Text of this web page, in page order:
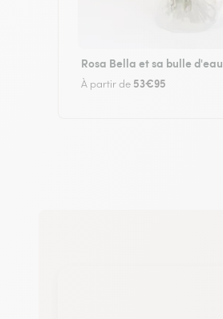
Rosa Bella et sa bulle d'eau
À partir de 53€95